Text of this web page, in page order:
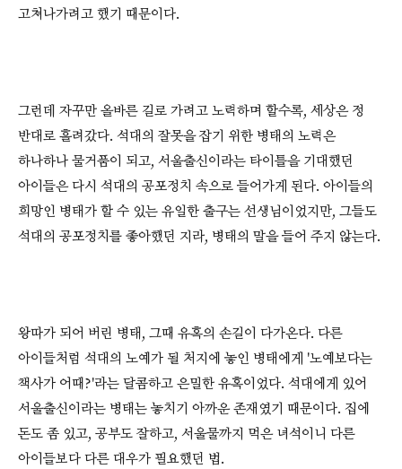
고쳐나가려고 했기 때문이다.
그런데 자꾸만 올바른 길로 가려고 노력하며 할수록, 세상은 정
반대로 흘려갔다. 석대의 잘못을 잡기 위한 병태의 노력은
하나하나 물거품이 되고, 서울출신이라는 타이틀을 기대했던
아이들은 다시 석대의 공포정치 속으로 들어가게 된다. 아이들의
희망인 병태가 할 수 있는 유일한 출구는 선생님이었지만, 그들도
석대의 공포정치를 좋아했던 지라, 병태의 말을 들어 주지 않는다.
왕따가 되어 버린 병태, 그때 유혹의 손길이 다가온다. 다른
아이들처럼 석대의 노예가 될 처지에 놓인 병태에게 '노예보다는
책사가 어때?'라는 달콤하고 은밀한 유혹이었다. 석대에게 있어
서울출신이라는 병태는 놓치기 아까운 존재였기 때문이다. 집에
돈도 좀 있고, 공부도 잘하고, 서울물까지 먹은 녀석이니 다른
아이들보다 다른 대우가 필요했던 법.